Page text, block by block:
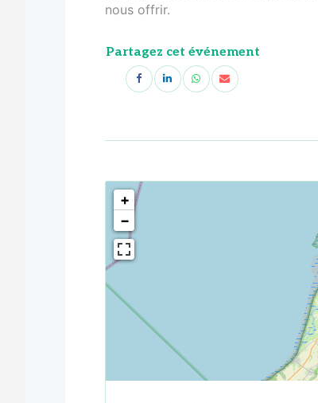
nous offrir.
Partagez cet événement
<!---->
+
−